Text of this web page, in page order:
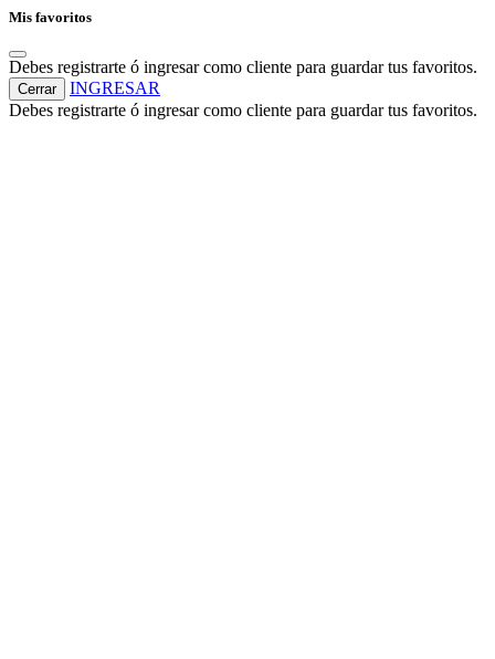
Mis favoritos
Debes registrarte ó ingresar como cliente para guardar tus favoritos.
Cerrar
INGRESAR
Debes registrarte ó ingresar como cliente para guardar tus favoritos.